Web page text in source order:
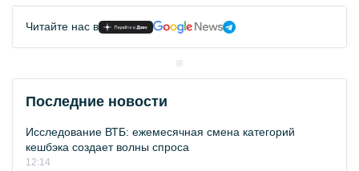
Читайте нас в
Последние новости
Исследование ВТБ: ежемесячная смена категорий
кешбэка создает волны спроса
12:14